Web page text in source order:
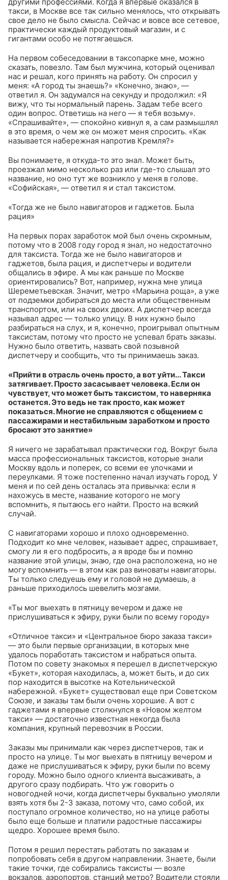
такси, в Москве все так сильно менялось, что открывать
свое дело не было смысла. Сейчас и вовсе все сетевое,
практически каждый продуктовый магазин, и с
гигантами особо не потягаешься.
На первом собеседовании в таксопарке мне, можно
сказать, повезло. Там был мужчина, который оценивал
нас и решал, кого принять на работу. Он спросил у
меня: «А город ты знаешь?» «Конечно, знаю», —
ответил я. Он задумался на секунду и продолжил: «Я
вижу, что ты нормальный парень. Задам тебе всего
один вопрос. Ответишь на него — я тебя возьму».
«Спрашивайте», — спокойно кивнул я, а сам размышлял
в это время, о чем же он может меня спросить. «Как
называется набережная напротив Кремля?»
Вы понимаете, я откуда-то это знал. Может быть,
проезжал мимо несколько раз или где-то слышал это
название, но оно тут же возникло у меня в голове.
«Софийская», — ответил я и стал таксистом.
«Тогда же не было навигаторов и гаджетов. Была
рация»
На первых порах заработок мой был очень скромным,
потому что в 2008 году город я знал, но недостаточно
для таксиста. Тогда же не было навигаторов и
гаджетов, была рация, и диспетчеры и водители
общались в эфире. А мы как раньше по Москве
ориентировались? Вот, например, нужна мне улица
Шереметьевская. Значит, метро «Марьина роща», а уже
от подземки добираться до места или общественным
транспортом, или на своих двоих. А диспетчер всегда
называл адрес — только улицу. В них нужно было
разбираться на слух, и я, конечно, проигрывал опытным
таксистам, потому что просто не успевал брать заказы.
Нужно было ответить, назвать свой позывной
диспетчеру и сообщить, что ты принимаешь заказ.
«Прийти в отрасль очень просто, а вот уйти... Такси
затягивает. Просто засасывает человека. Если он
чувствует, что может быть таксистом, то наверняка
останется. Это ведь не так просто, как может
показаться. Многие не справляются с общением с
пассажирами и нестабильным заработком и просто
бросают это занятие»
Я ничего не зарабатывал практически год. Вокруг была
масса профессиональных таксистов, которые знали
Москву вдоль и поперек, со всеми ее улочками и
переулками. Я тоже постепенно начал изучать город. У
меня и по сей день осталась эта привычка: если я
нахожусь в месте, название которого не могу
вспомнить, я пытаюсь его найти. Просто на всякий
случай.
С навигаторами хорошо и плохо одновременно.
Подходит ко мне человек, называет адрес, спрашивает,
смогу ли я его подбросить, а я вроде бы и помню
название этой улицы, знаю, где она расположена, но не
могу вспомнить — в этом как раз виноваты навигаторы.
Ты только следуешь ему и головой не думаешь, а
раньше приходилось шевелить мозгами.
«Ты мог выехать в пятницу вечером и даже не
прислушиваться к эфиру, руки были по всему городу»
«Отличное такси» и «Центральное бюро заказа такси»
— это были первые организации, в которых мне
удалось поработать таксистом и набраться опыта.
Потом по совету знакомых я перешел в диспетчерскую
«Букет», которая находилась, а, может быть, и до сих
пор находится в высотке на Котельнической
набережной. «Букет» существовал еще при Советском
Союзе, и заказы там были очень хорошие. А вот с
гаджетами я впервые столкнулся в «Новом желтом
такси» — достаточно известная некогда была
компания, крупный перевозчик в России.
Заказы мы принимали как через диспетчеров, так и
просто на улице. Ты мог выехать в пятницу вечером и
даже не прислушиваться к эфиру, руки были по всему
городу. Можно было одного клиента высаживать, а
другого сразу подбирать. Что уж говорить о
новогодней ночи, когда диспетчеры буквально умоляли
взять хотя бы 2-3 заказа, потому что, само собой, их
поступало огромное количество, но на улице работы
было еще больше и платили радостные пассажиры
щедро. Хорошее время было.
Потом я решил перестать работать по заказам и
попробовать себя в другом направлении. Знаете, были
такие точки, где собирались таксисты — возле
вокзалов, аэропортов, станций метро? Водители стояли